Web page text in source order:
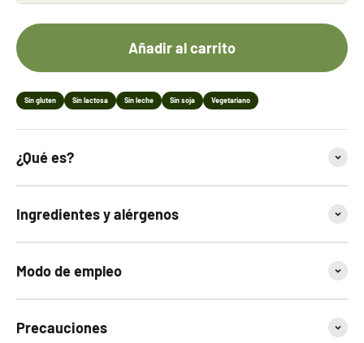
Añadir al carrito
Sin gluten Sin lactosa Sin leche Sin soja Vegetariano
¿Qué es?
Ingredientes y alérgenos
Modo de empleo
Precauciones